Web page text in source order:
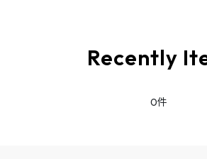
Recently
0件